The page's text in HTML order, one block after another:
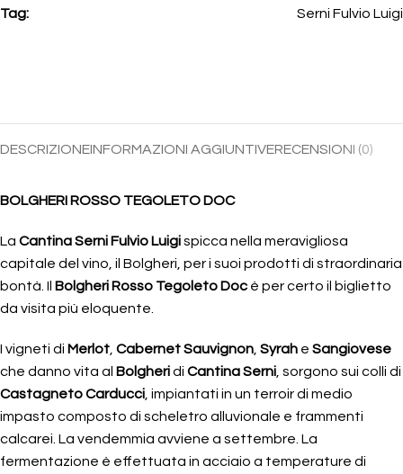
Tag:
Serni Fulvio Luigi
DESCRIZIONEINFORMAZIONI AGGIUNTIVERECENSIONI (0)
BOLGHERI ROSSO TEGOLETO DOC
La Cantina Serni Fulvio Luigispicca nella meravigliosa
capitale del vino, il Bolgheri, per i suoi prodotti di straordinaria
bontà. Il Bolgheri Rosso Tegoleto Doc è per certo il biglietto
da visita più eloquente.
I vigneti di Merlot Cabernet Sauvignon Syrah e Sangiovese
che danno vita al Bolgheridi Cantina Serni , sorgono sui colli di
Castagneto Carducci , impiantati in un terroir di medio
impasto composto di scheletro alluvionale e frammenti
calcarei. La vendemmia avviene a settembre. La
fermentazione è effettuata in acciaio a temperature di